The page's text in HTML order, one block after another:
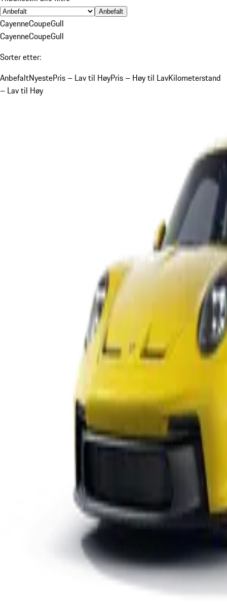
Anbefalt
CayenneCoupeGull
CayenneCoupeGull
Sorter etter:
AnbefaltNyestePris – Lav til HøyPris – Høy til LavKilometerstand
– Lav til Høy